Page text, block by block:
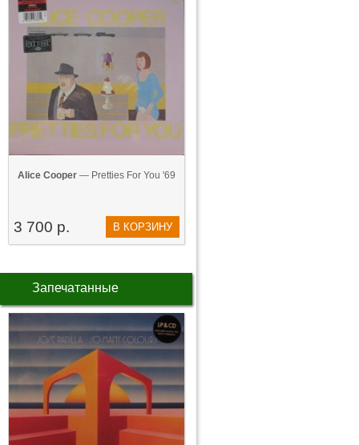
Alice Cooper — Pretties For You '69
3 700 р. В КОРЗИНУ
Запечатанные